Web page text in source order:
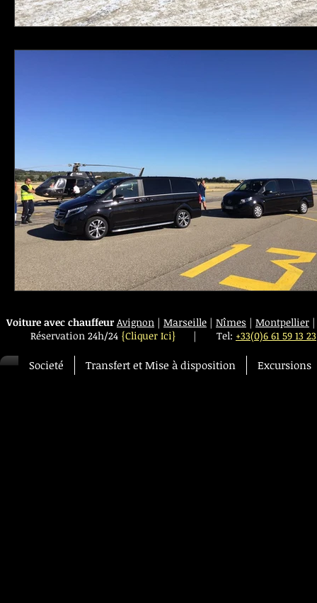
Voiture avec chauffeur Avignon | Marseille | Nîmes | Montpellier
Réservation 24h/24 {Cliquer Ici} | Tel: +33(0)6 61 59 13 23
Societé Transfert et Mise à disposition Excursions